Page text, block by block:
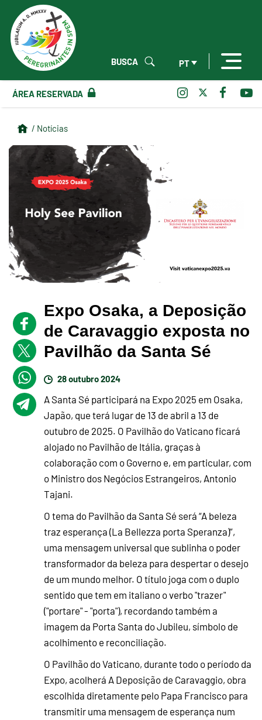
PT
BUSCA
ÁREA RESERVADA
/ Notícias
Expo Osaka, a Deposição
de Caravaggio exposta no
Pavilhão da Santa Sé
28 outubro 2024
A Santa Sé participará na Expo 2025 em Osaka,
Japão, que terá lugar de 13 de abril a 13 de
outubro de 2025. O Pavilhão do Vaticano ficará
alojado no Pavilhão de Itália, graças à
colaboração com o Governo e, em particular, com
o Ministro dos Negócios Estrangeiros, Antonio
Tajani.
O tema do Pavilhão da Santa Sé será “A beleza
traz esperança (La Bellezza porta Speranza)”,
uma mensagem universal que sublinha o poder
transformador da beleza para despertar o desejo
de um mundo melhor. O título joga com o duplo
sentido que tem em italiano o verbo "trazer"
("portare" - "porta"), recordando também a
imagem da Porta Santa do Jubileu, símbolo de
acolhimento e reconciliação.
O Pavilhão do Vaticano, durante todo o período da
Expo, acolherá A Deposição de Caravaggio, obra
escolhida diretamente pelo Papa Francisco para
transmitir uma mensagem de esperança num